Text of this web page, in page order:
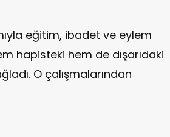
eğitim, ibadet ve eylem
hapisteki hem de dışarıdaki
O çalışmalarından